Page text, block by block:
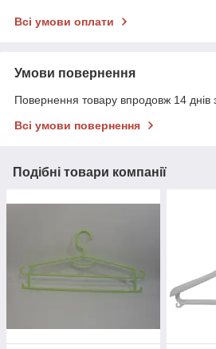
Всі умови оплати
Умови повернення
Повернення товару впродовж 14 днів
Всі умови повернення
Подібні товари компанії